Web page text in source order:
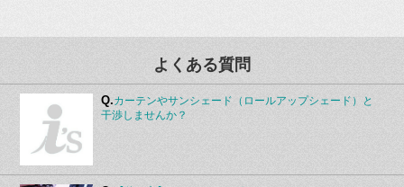
よくある質問
Q.カーテンやサンシェード（ロールアップシェード）と
干渉しませんか？